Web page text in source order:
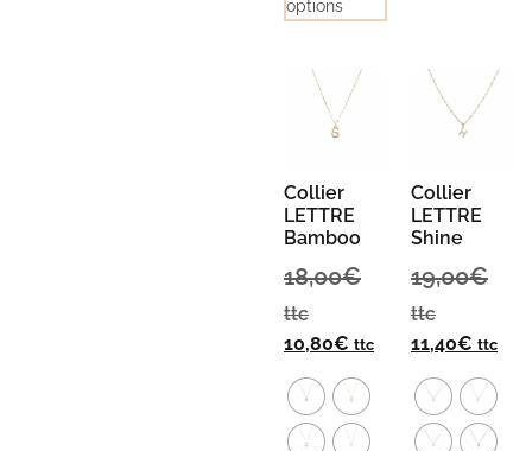
options
Collier
LETTRE
Bamboo
18,00€
ttc
10,80€ ttc
Collier
LETTRE
Shine
19,00€
ttc
11,40€ ttc